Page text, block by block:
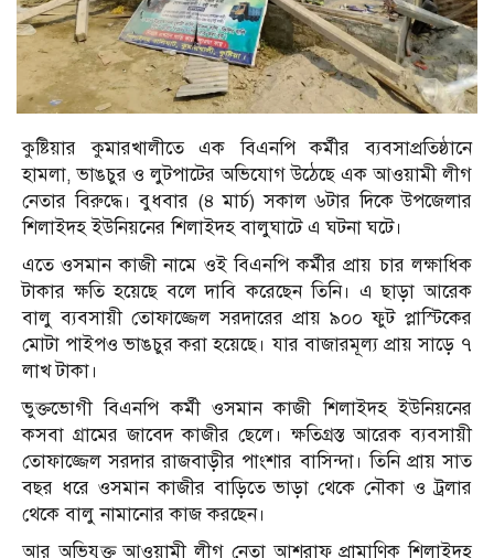
কুষ্টিয়ার কুমারখালীতে এক বিএনপি কর্মীর ব্যবসাপ্রতিষ্ঠানে
হামলা, ভাঙচুর ও লুটপাটের অভিযোগ উঠেছে এক আওয়ামী লীগ
নেতার বিরুদ্ধে। বুধবার (৪ মার্চ) সকাল ৬টার দিকে উপজেলার
শিলাইদহ ইউনিয়নের শিলাইদহ বালুঘাটে এ ঘটনা ঘটে।
এতে ওসমান কাজী নামে ওই বিএনপি কর্মীর প্রায় চার লক্ষাধিক
টাকার ক্ষতি হয়েছে বলে দাবি করেছেন তিনি। এ ছাড়া আরেক
বালু ব্যবসায়ী তোফাজ্জেল সরদারের প্রায় ৯০০ ফুট প্লাস্টিকের
মোটা পাইপও ভাঙচুর করা হয়েছে। যার বাজারমূল্য প্রায় সাড়ে ৭
লাখ টাকা।
ভুক্তভোগী বিএনপি কর্মী ওসমান কাজী শিলাইদহ ইউনিয়নের
কসবা গ্রামের জাবেদ কাজীর ছেলে। ক্ষতিগ্রস্ত আরেক ব্যবসায়ী
তোফাজ্জেল সরদার রাজবাড়ীর পাংশার বাসিন্দা। তিনি প্রায় সাত
বছর ধরে ওসমান কাজীর বাড়িতে ভাড়া থেকে নৌকা ও ট্রলার
থেকে বালু নামানোর কাজ করছেন।
আর অভিযুক্ত আওয়ামী লীগ নেতা আশরাফ প্রামাণিক শিলাইদহ